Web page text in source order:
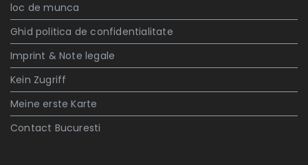
loc de munca
Ghid politica de confidentialitate
Imprint & Note legale
Kein Zugriff
Meine erste Karte
Contact Bucuresti